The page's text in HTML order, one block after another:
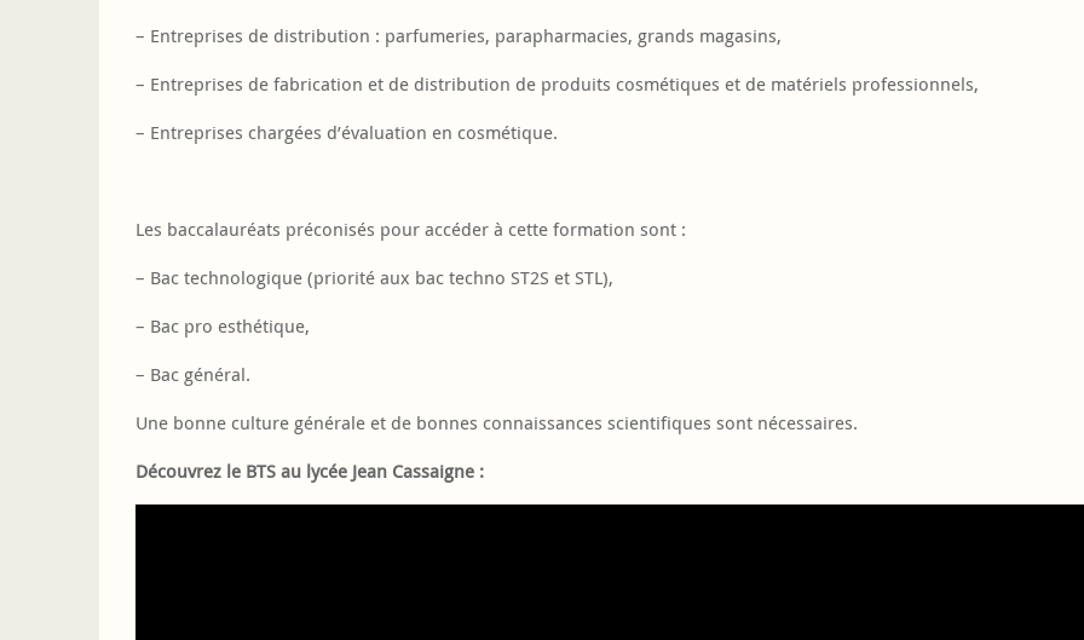
– Entreprises de distribution : parfumeries, parapharmacies, grands magasins,
– Entreprises de fabrication et de distribution de produits cosmétiques et de matériels professionnels,
– Entreprises chargées d’évaluation en cosmétique.
Les baccalauréats préconisés pour accéder à cette formation sont :
– Bac technologique (priorité aux bac techno ST2S et STL),
– Bac pro esthétique,
– Bac général.
Une bonne culture générale et de bonnes connaissances scientifiques sont nécessaires.
Découvrez le BTS au lycée Jean Cassaigne :